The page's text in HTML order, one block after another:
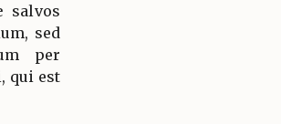
salvos
sed
per
qui est